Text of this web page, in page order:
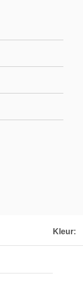
Kleur: